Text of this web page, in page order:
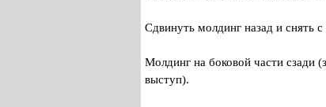
Сдвинуть молдинг назад и снять с
Молдинг на боковой части сзади
выступ).